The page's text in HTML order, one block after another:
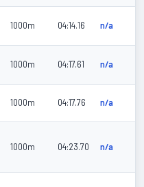
1000m 04:14.16 n/a
1000m 04:17.61 n/a
1000m 04:17.76 n/a
1000m 04:23.70 n/a